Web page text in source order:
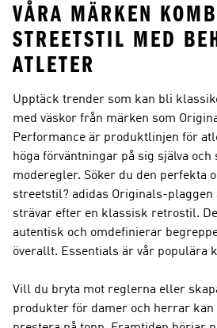
VÅRA MÄRKEN
STREETSTIL MED
ATLETER
Upptäck trender som kan bli
med väskor från märken som
Performance är produktlinjen för
höga förväntningar på sig själva
moderegler. Söker du den perfekta
streetstil? adidas Originals-plaggen
strävar efter en klassisk retrostil.
autentisk och omdefinierar
överallt. Essentials är vår populära
Vill du bryta mot reglerna eller
produkter för damer och herrar kan